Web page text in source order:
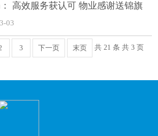
高效服务获认可 物业感谢送锦旗
03
3 下一页 末页 共 21 条 共 3 页